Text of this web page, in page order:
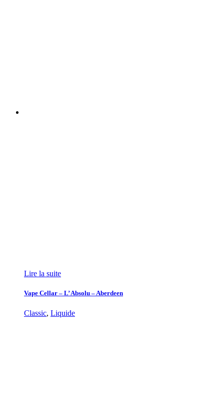
Lire la suite
Vape Cellar – L’ Absolu – Aberdeen
Classic, Liquide